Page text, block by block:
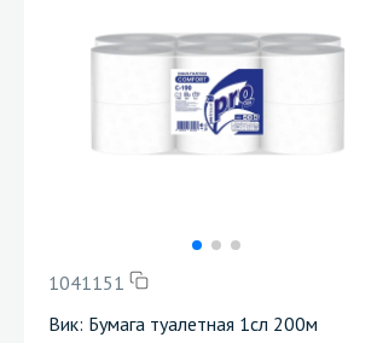
1041151
Вик: Бумага туалетная 1сл 200м